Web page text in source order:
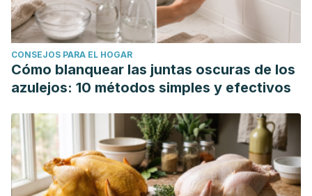
CONSEJOS PARA EL HOGAR
Cómo blanquear las juntas oscuras de los
azulejos: 10 métodos simples y efectivos